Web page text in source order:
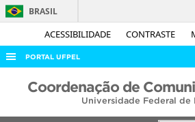
ACESSIBILIDADE CONTRASTE
BRASIL
PORTAL UFPEL
ACESSO À INFORMAÇÃO
Coordenação de
Universidade Federal de